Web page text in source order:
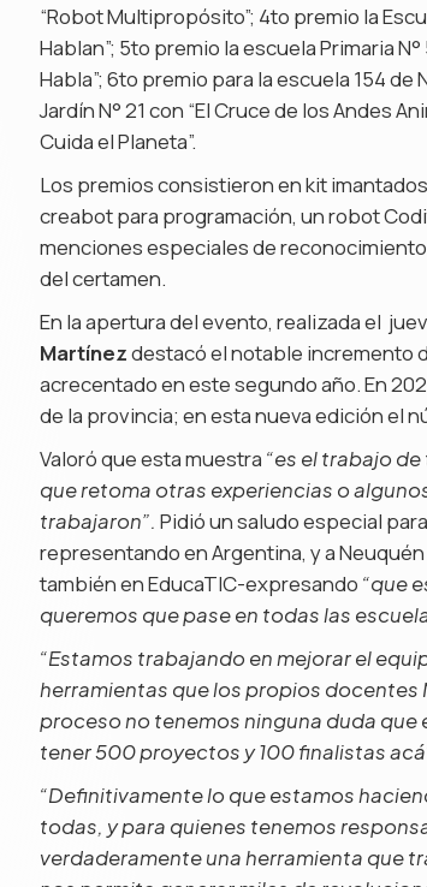
“Robot Multipropósito”; 4to premio la
Hablan”; 5to premio la escuela Primaria
Habla”; 6to premio para la escuela 154
Jardín N° 21 con “El Cruce de los Andes
Cuida el Planeta”.
Los premios consistieron en kit
creabot para programación, un robot
menciones especiales de
del certamen.
En la apertura del evento, realizada el
Martínezdestacó el notable incremento
acrecentado en este segundo año. En
de la provincia; en esta nueva edición el
Valoró que esta muestra “es el trabajo
que retoma otras experiencias o
trabajaron”. Pidió un saludo especial
representando en Argentina, y a
también en EducaTIC-expresando “que
queremos que pase en todas las
“Estamos trabajando en mejorar el
herramientas que los propios docentes
proceso no tenemos ninguna duda que
tener 500 proyectos y 100 finalistas
“Definitivamente lo que estamos
todas, y para quienes tenemos
verdaderamente una herramienta que